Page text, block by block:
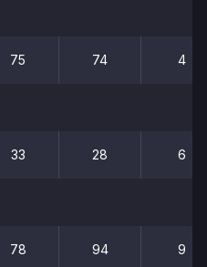
75 74 4
33 28 6
78 94 9